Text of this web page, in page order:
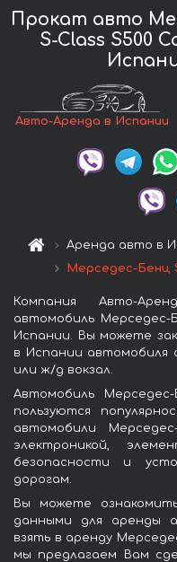
Прокат авто
S-Class S500
Авто-Аренда в Испании
Аренда авто в
Мерседес-Бенц
Компания Авто-
автомобиль Мерседес-
Испании. Вы можете
в Испании автомобиля
или ж/д вокзал.
Автомобиль
пользуются
автомобили
электроникой,
безопасности и
дорогам.
Вы можете
данными для аренды
взять в аренду
мы предлагаем Вам